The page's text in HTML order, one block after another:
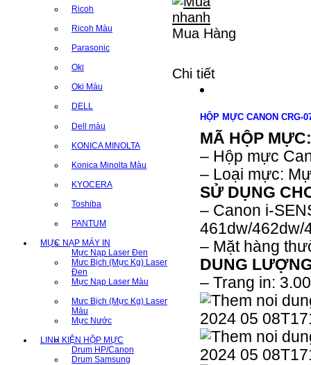
Ricoh
Ricoh Màu
Parasonic
Oki
Oki Màu
DELL
Dell màu
KONICA MINOLTA
Konica Minolta Màu
KYOCERA
Toshiba
PANTUM
MỰC NẠP MÁY IN
Mực Nạp Laser Đen
Mưc Bịch (Mực Kg) Laser
Đen
Mực Nạp Laser Màu
Mưc Bịch (Mực Kg) Laser
Màu
Mực Nước
LINH KIỆN HỘP MỰC
Drum HP/Canon
Drum Samsung
Mua Hàng
Chi tiết
HỘP MỰC CANON CRG-
MÃ HỘP MỰC:
– Hộp mực
– Loại mực:
SỬ DỤNG
– Canon i-
461dw/462dw/
– Mặt hàng
DUNG
– Trang in: